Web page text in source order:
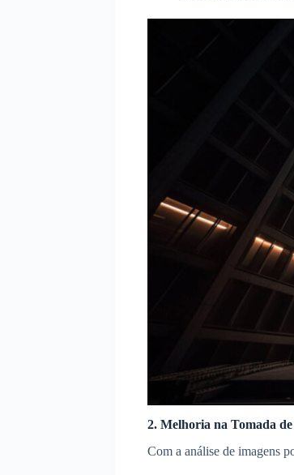
2. Melhoria na Tomada de
Com a análise de imagens